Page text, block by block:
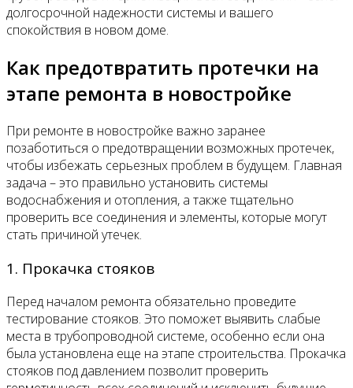
долгосрочной надежности системы и вашего
спокойствия в новом доме.
Как предотвратить протечки на
этапе ремонта в новостройке
При ремонте в новостройке важно заранее
позаботиться о предотвращении возможных протечек,
чтобы избежать серьезных проблем в будущем. Главная
задача – это правильно установить системы
водоснабжения и отопления, а также тщательно
проверить все соединения и элементы, которые могут
стать причиной утечек.
1. Прокачка стояков
Перед началом ремонта обязательно проведите
тестирование стояков. Это поможет выявить слабые
места в трубопроводной системе, особенно если она
была установлена еще на этапе строительства. Прокачка
стояков под давлением позволит проверить